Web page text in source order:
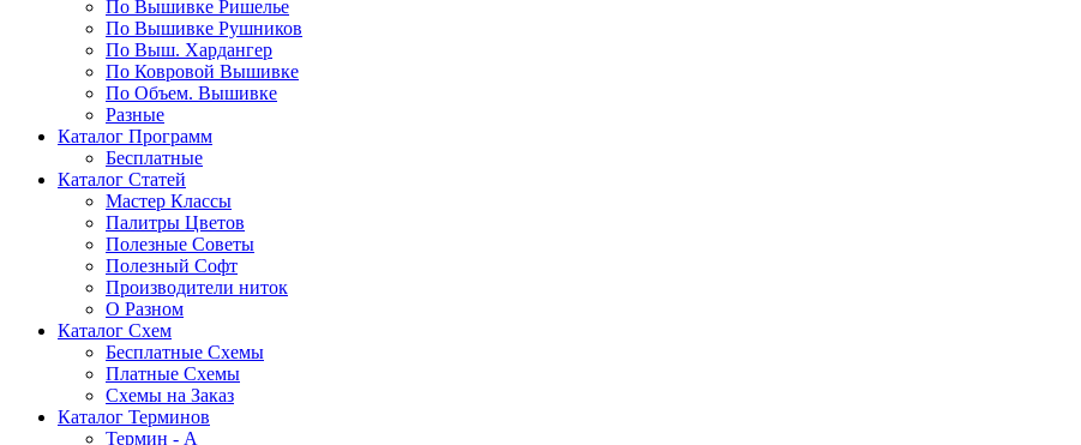
По Вышивке Ришелье
По Вышивке Рушников
По Выш. Хардангер
По Ковровой Вышивке
По Объем. Вышивке
Разные
Каталог Программ
Бесплатные
Каталог Статей
Мастер Классы
Палитры Цветов
Полезные Советы
Полезный Софт
Производители ниток
О Разном
Каталог Схем
Бесплатные Схемы
Платные Схемы
Схемы на Заказ
Каталог Терминов
Термин - А